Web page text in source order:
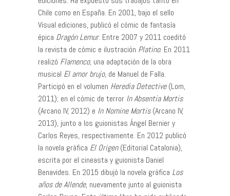
Chile como en España. En 2001, bajo el sello
Visual ediciones, publicó el cómic de fantasía
épica Dragón Lemur. Entre 2007 y 2011 coeditó
la revista de cómic e ilustración Platino. En 2011
realizó Flamenco, una adaptación de la obra
musical El amor brujo, de Manuel de Falla.
Participó en el volumen Heredia Detective(Lom,
2011); en el cómic de terror In Absentia Mortis
(Arcano IV, 2012) e In Nomine Mortis(Arcano IV,
2013), junto a los guionistas Ángel Bernier y
Carlos Reyes, respectivamente. En 2012 publicó
la novela gráfica El Origen(Editorial Catalonia),
escrita por el cineasta y guionista Daniel
Benavides. En 2015 dibujó la novela gráfica Los
años de Allende, nuevamente junto al guionista